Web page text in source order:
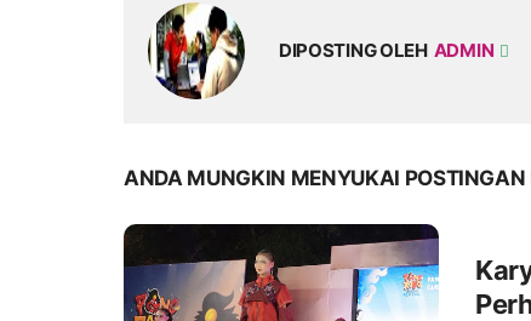
DIPOSTING OLEH ADMIN
ANDA MUNGKIN MENYUKAI POSTINGAN